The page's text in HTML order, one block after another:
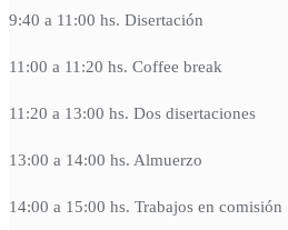
9:40 a 11:00 hs. Disertación
11:00 a 11:20 hs. Coffee break
11:20 a 13:00 hs. Dos disertaciones
13:00 a 14:00 hs. Almuerzo
14:00 a 15:00 hs. Trabajos en comisión